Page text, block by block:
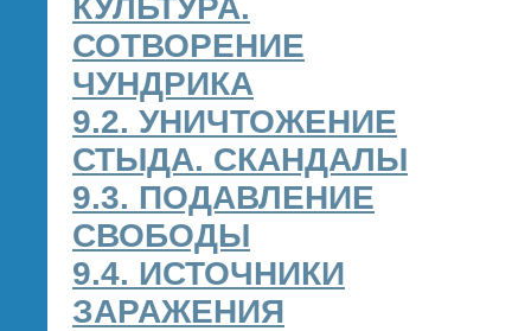
КУЛЬТУРА.
СОТВОРЕНИЕ
ЧУНДРИКА
9.2. УНИЧТОЖЕНИЕ
СТЫДА. СКАНДАЛЫ
9.3. ПОДАВЛЕНИЕ
СВОБОДЫ
9.4. ИСТОЧНИКИ
ЗАРАЖЕНИЯ